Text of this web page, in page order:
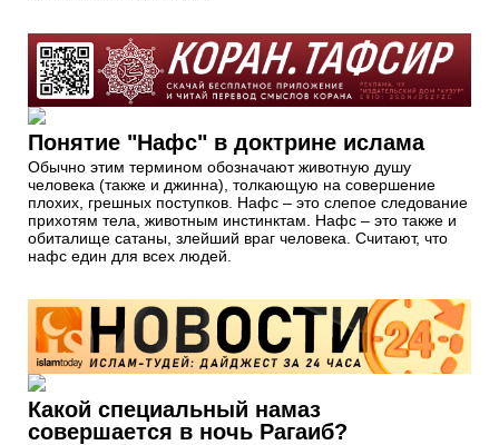
Понятие "Нафс" в доктрине ислама
Обычно этим термином обозначают животную душу
человека (также и джинна), толкающую на совершение
плохих, грешных поступков. Нафс – это слепое следование
прихотям тела, животным инстинктам. Нафс – это также и
обиталище сатаны, злейший враг человека. Считают, что
нафс един для всех людей.
Какой специальный намаз
совершается в ночь Рагаиб?